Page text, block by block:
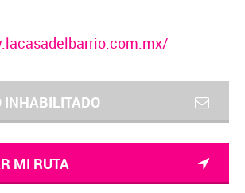
INHABILITADO
MI RUTA